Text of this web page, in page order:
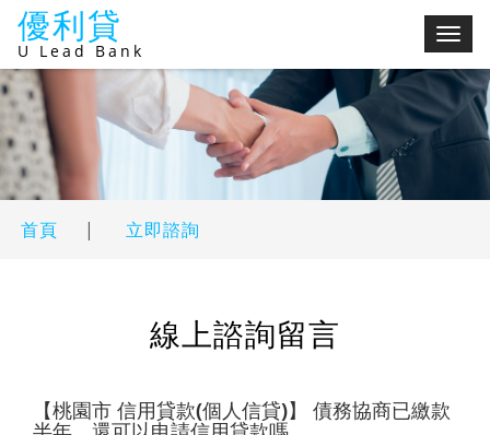
切
選
單
優利貸
U Lead Bank
首頁 | 立即諮詢
線上諮詢留言
【桃園市 信用貸款(個人信貸)】 債務協商已繳款